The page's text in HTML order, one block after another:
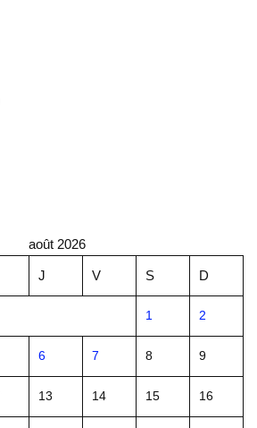
août 2026
J V S D
1 2
6 7 8 9
13 14 15 16